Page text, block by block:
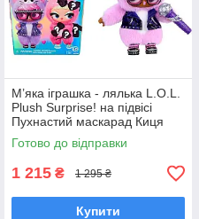
М’яка іграшка - лялька L.O.L.
Plush Surprise! на підвісі
Пухнастий маскарад Киця
Рокер Лол з вушками 249498-
1
Готово до відправки
1 215 ₴ 1 295 ₴
Купити